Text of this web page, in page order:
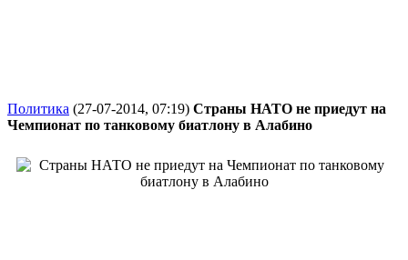
Политика (27-07-2014, 07:19) Страны НАТО не приедут на
Чемпионат по танковому биатлону в Алабино